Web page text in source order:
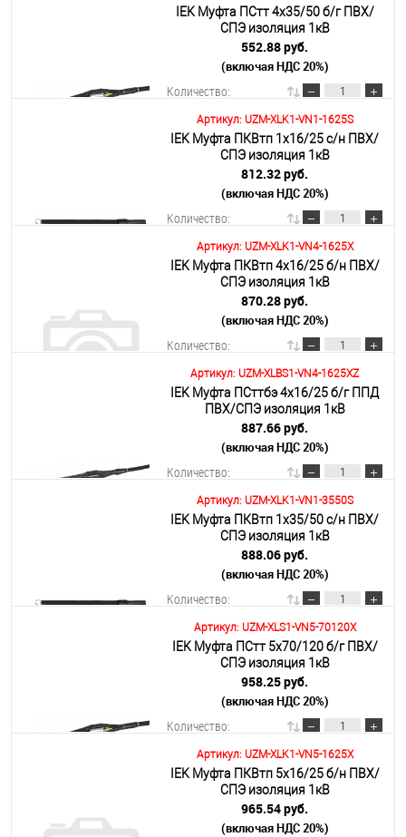
В корзину
Подробнее
IEK Муфта ПСтт 4х35/50 б/г ПВХ/
СПЭ изоляция 1кВ
552.88 руб.
(включая НДС 20%)
Количество:
В корзину
Подробнее
Артикул: UZM-XLK1-VN1-1625S
IEK Муфта ПКВтп 1х16/25 с/н ПВХ/
СПЭ изоляция 1кВ
812.32 руб.
(включая НДС 20%)
Количество:
В корзину
Подробнее
Артикул: UZM-XLK1-VN4-1625X
IEK Муфта ПКВтп 4х16/25 б/н ПВХ/
СПЭ изоляция 1кВ
870.28 руб.
(включая НДС 20%)
Количество:
В корзину
Подробнее
Артикул: UZM-XLBS1-VN4-1625XZ
IEK Муфта ПСттбэ 4х16/25 б/г ППД
ПВХ/СПЭ изоляция 1кВ
887.66 руб.
(включая НДС 20%)
Количество:
В корзину
Подробнее
Артикул: UZM-XLK1-VN1-3550S
IEK Муфта ПКВтп 1х35/50 с/н ПВХ/
СПЭ изоляция 1кВ
888.06 руб.
(включая НДС 20%)
Количество:
В корзину
Подробнее
Артикул: UZM-XLS1-VN5-70120X
IEK Муфта ПСтт 5х70/120 б/г ПВХ/
СПЭ изоляция 1кВ
958.25 руб.
(включая НДС 20%)
Количество:
В корзину
Подробнее
Артикул: UZM-XLK1-VN5-1625X
IEK Муфта ПКВтп 5х16/25 б/н ПВХ/
СПЭ изоляция 1кВ
965.54 руб.
(включая НДС 20%)